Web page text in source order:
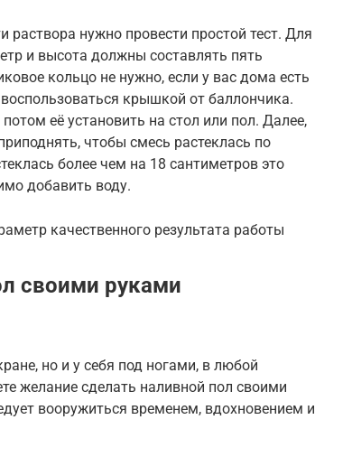
раствора нужно провести простой тест. Для
и высота должны составлять пять
кольцо не нужно, если у вас дома есть
крышкой от баллончика.
её установить на стол или пол. Далее,
чтобы смесь растеклась по
более чем на 18 сантиметров это
добавить воду.
качественного результата работы
своими руками
но и у себя под ногами, в любой
желание сделать наливной пол своими
вооружиться временем, вдохновением и